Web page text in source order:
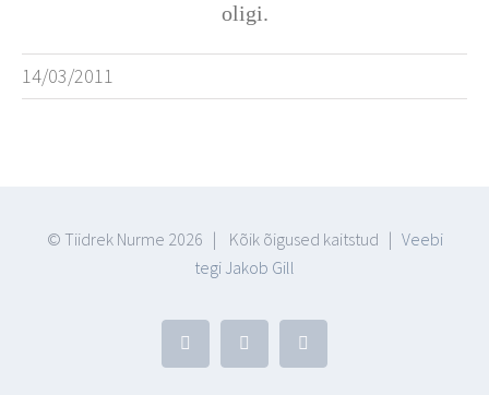
oligi.
14/03/2011
© Tiidrek Nurme 2026 | Kõik õigused kaitstud | Veebi
tegi Jakob Gill
FacebookYouTubeBlogger